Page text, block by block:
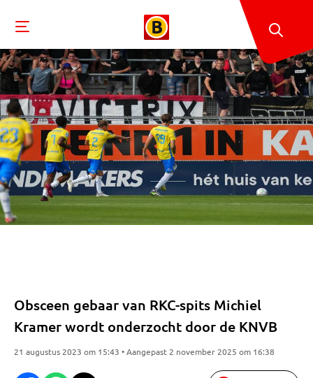
Obsceen gebaar van RKC-spits Michiel
Kramer wordt onderzocht door de KNVB
21 augustus 2023 om 15:43 • Aangepast 2 november 2025 om 16:38